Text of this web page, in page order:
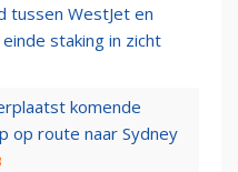
tussen WestJet en
staking in zicht
komende
op route naar Sydney